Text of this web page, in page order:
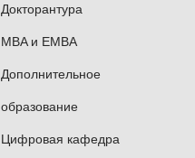
Докторантура
MBA и EMBA
Дополнительное
образование
Цифровая кафедра